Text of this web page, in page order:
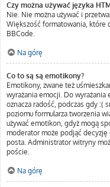
Czy można używać języka
Nie. Nie można używać i
Większość formatowania, które
BBCode.
Na górę
Co to są są emotikony?
Emotikony, zwane też
wyrażania emocji. Do
oznacza radość, podczas gdy :(
poziomu formularza tworzenia
używać emotikon, gdyż mogą
moderator może podjąć decyzję
posta. Administrator witryny
poście.
Na górę